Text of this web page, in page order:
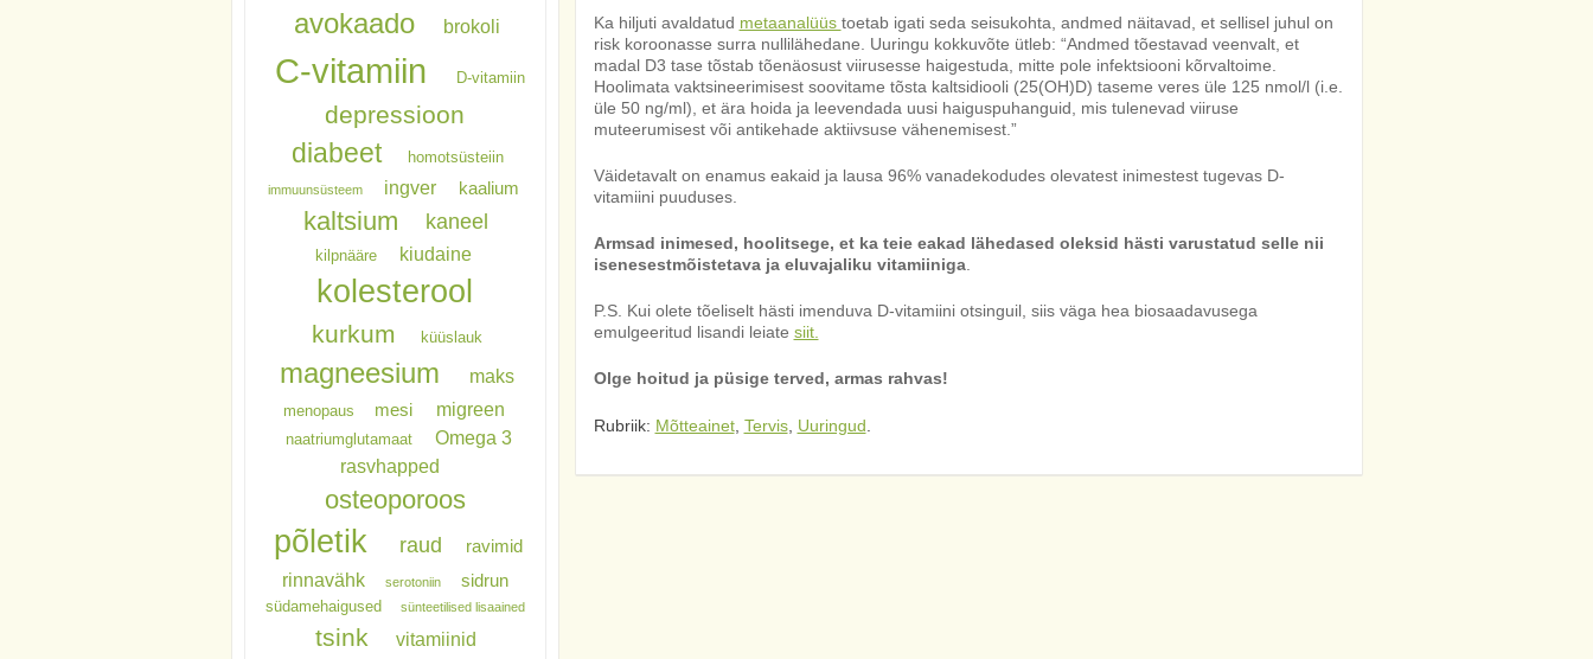
Ka hiljuti avaldatud metaanalüüs toetab igati seda seisukohta, andmed näitavad, et sellisel juhul on
risk koroonasse surra nullilähedane. Uuringu kokkuvõte ütleb: “Andmed tõestavad veenvalt, et
madal D3 tase tõstab tõenäosust viirusesse haigestuda, mitte pole infektsiooni kõrvaltoime.
Hoolimata vaktsineerimisest soovitame tõsta kaltsidiooli (25(OH)D) taseme veres üle 125 nmol/l (i.e.
üle 50 ng/ml), et ära hoida ja leevendada uusi haiguspuhanguid, mis tulenevad viiruse
muteerumisest või antikehade aktiivsuse vähenemisest.”
Väidetavalt on enamus eakaid ja lausa 96% vanadekodudes olevatest inimestest tugevas D-
vitamiini puuduses.
Armsad inimesed, hoolitsege, et ka teie eakad lähedased oleksid hästi varustatud selle nii
isenesestmõistetava ja eluvajaliku vitamiiniga.
P.S. Kui olete tõeliselt hästi imenduva D-vitamiini otsinguil, siis väga hea biosaadavusega
emulgeeritud lisandi leiate siit.
Olge hoitud ja püsige terved, armas rahvas!
Rubriik: Mõtteainet, Tervis, Uuringud
avokaado brokoli
C-vitamiin D-vitamiin
depressioon
diabeet homotsüsteiin
immuunsüsteem ingver kaalium
kaltsium kaneel
kilpnääre kiudaine
kolesterool
kurkum küüslauk
magneesium maks
menopaus mesi migreen
naatriumglutamaat
Omega 3
rasvhapped
osteoporoos
põletik raud ravimid
rinnavähk serotoniin sidrun
südamehaigused sünteetilised lisaained
tsink vitamiinid